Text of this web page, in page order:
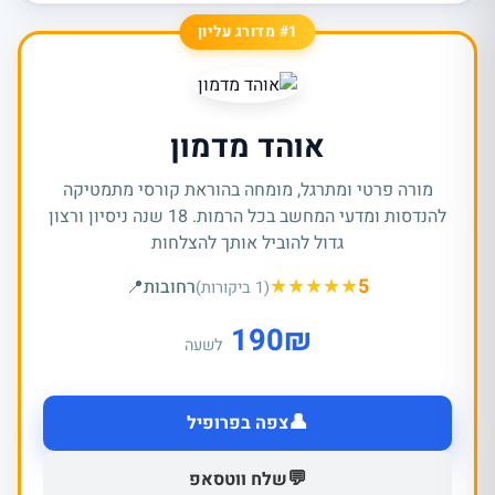
#1 מדורג עליון
אוהד מדמון
מורה פרטי ומתרגל, מומחה בהוראת קורסי מתמטיקה
להנדסות ומדעי המחשב בכל הרמות. 18 שנה ניסיון ורצון
גדול להוביל אותך להצלחות
(1 ביקורות)★★★★★5 רחובות📍
₪
190 לשעה
👤צפה בפרופיל
💬שלח ווטסאפ